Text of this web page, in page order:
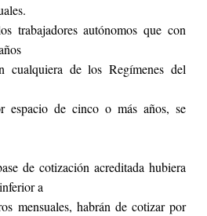
trabajadores autónomos que con
cualquiera de los Regímenes del
espacio de cinco o más años, se
de cotización acreditada hubiera
a
mensuales, habrán de cotizar por